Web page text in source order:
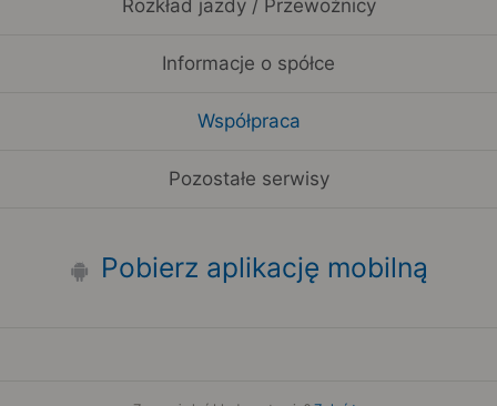
Rozkład jazdy / Przewoźnicy
Informacje o spółce
Współpraca
Pozostałe serwisy
Pobierz aplikację mobilną